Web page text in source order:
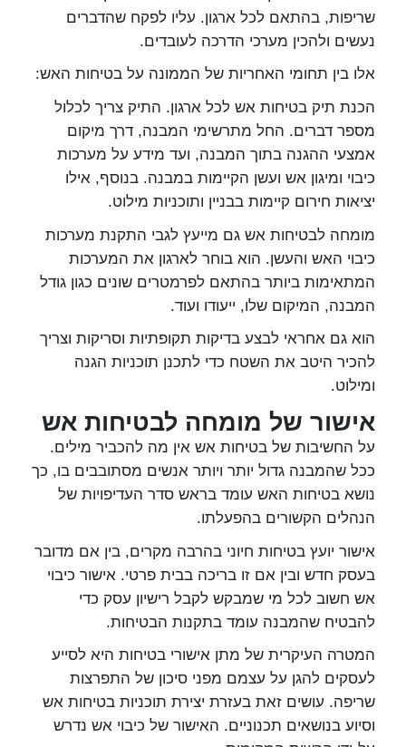
שריפות, בהתאם לכל ארגון. עליו לפקח שהדברים
נעשים ולהכין מערכי הדרכה לעובדים.
אלו בין תחומי האחריות של הממונה על בטיחות האש:
הכנת תיק בטיחות אש לכל ארגון. התיק צריך לכלול
מספר דברים. החל מתרשימי המבנה, דרך מיקום
אמצעי ההגנה בתוך המבנה, ועד מידע על מערכות
כיבוי ומיגון אש ועשן הקיימות במבנה. בנוסף, אילו
יציאות חירום קיימות בבניין ותוכניות מילוט.
מומחה לבטיחות אש גם מייעץ לגבי התקנת מערכות
כיבוי האש והעשן. הוא בוחר לארגון את המערכות
המתאימות ביותר בהתאם לפרמטרים שונים כגון גודל
המבנה, המיקום שלו, ייעודו ועוד.
הוא גם אחראי לבצע בדיקות תקופתיות וסריקות וצריך
להכיר היטב את השטח כדי לתכנן תוכניות הגנה
ומילוט.
אישור של מומחה לבטיחות אש
על החשיבות של בטיחות אש אין מה להכביר מילים.
ככל שהמבנה גדול יותר ויותר אנשים מסתובבים בו, כך
נושא בטיחות האש עומד בראש סדר העדיפויות של
הנהלים הקשורים בהפעלתו.
אישור יועץ בטיחות חיוני בהרבה מקרים, בין אם מדובר
בעסק חדש ובין אם זו בריכה בבית פרטי. אישור כיבוי
אש חשוב לכל מי שמבקש לקבל רישיון עסק כדי
להבטיח שהמבנה עומד בתקנות הבטיחות.
המטרה העיקרית של מתן אישורי בטיחות היא לסייע
לעסקים להגן על עצמם מפני סיכון של התפרצות
שריפה. עושים זאת בעזרת יצירת תוכניות בטיחות אש
וסיוע בנושאים תכנוניים. האישור של כיבוי אש נדרש